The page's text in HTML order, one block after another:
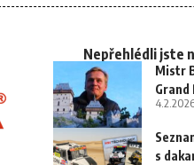
Nepřehlédli jste
Mistr
Grand
s